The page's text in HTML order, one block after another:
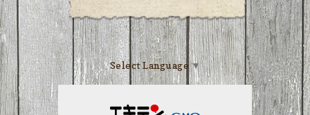
Select Language ▼